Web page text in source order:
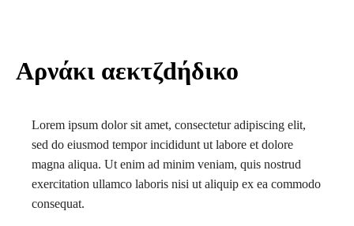
Αρνάκι αεκτζdήδικο
Lorem ipsum dolor sit amet, consectetur adipiscing elit,
sed do eiusmod tempor incididunt ut labore et dolore
magna aliqua. Ut enim ad minim veniam, quis nostrud
exercitation ullamco laboris nisi ut aliquip ex ea commodo
consequat.